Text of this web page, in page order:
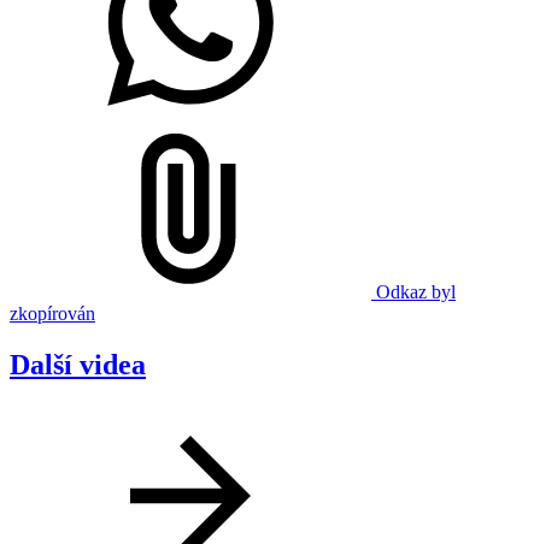
Odkaz byl
zkopírován
Další videa